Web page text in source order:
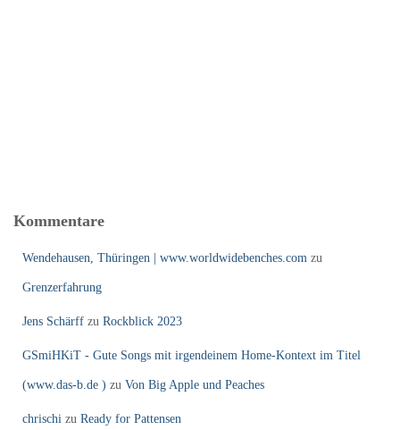
Kommentare
Wendehausen, Thüringen | www.worldwidebenches.com zu
Grenzerfahrung
Jens Schärff zu Rockblick 2023
GSmiHKiT - Gute Songs mit irgendeinem Home-Kontext im Titel
(www.das-b.de ) zu Von Big Apple und Peaches
chrischi zu Ready for Pattensen